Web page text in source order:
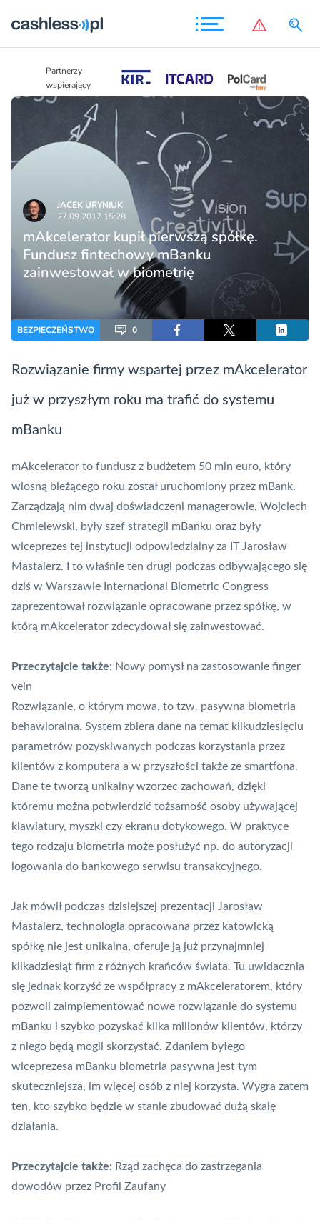
Partnerzy
wspierający
JACEK URYNIUK
27.09.2017 15:28
mAkcelerator kupił pierwszą spółkę.
Fundusz fintechowy mBanku
zainwestował w biometrię
BEZPIECZEŃSTWO 0
Rozwiązanie firmy wspartej przez mAkcelerator
już w przyszłym roku ma trafić do systemu
mBanku
mAkcelerator to fundusz z budżetem 50 mln euro, który
wiosną bieżącego roku został uruchomiony przez mBank.
Zarządzają nim dwaj doświadczeni managerowie, Wojciech
Chmielewski, były szef strategii mBanku oraz były
wiceprezes tej instytucji odpowiedzialny za IT Jarosław
Mastalerz. I to właśnie ten drugi podczas odbywającego się
dziś w Warszawie International Biometric Congress
zaprezentował rozwiązanie opracowane przez spółkę, w
którą mAkcelerator zdecydował się zainwestować.
Przeczytajcie także: Nowy pomysł na zastosowanie finger
vein
Rozwiązanie, o którym mowa, to tzw. pasywna biometria
behawioralna. System zbiera dane na temat kilkudziesięciu
parametrów pozyskiwanych podczas korzystania przez
klientów z komputera a w przyszłości także ze smartfona.
Dane te tworzą unikalny wzorzec zachowań, dzięki
któremu można potwierdzić tożsamość osoby używającej
klawiatury, myszki czy ekranu dotykowego. W praktyce
tego rodzaju biometria może posłużyć np. do autoryzacji
logowania do bankowego serwisu transakcyjnego.
Jak mówił podczas dzisiejszej prezentacji Jarosław
Mastalerz, technologia opracowana przez katowicką
spółkę nie jest unikalna, oferuje ją już przynajmniej
kilkadziesiąt firm z różnych krańców świata. Tu uwidacznia
się jednak korzyść ze współpracy z mAkceleratorem, który
pozwoli zaimplementować nowe rozwiązanie do systemu
mBanku i szybko pozyskać kilka milionów klientów, którzy
z niego będą mogli skorzystać. Zdaniem byłego
wiceprezesa mBanku biometria pasywna jest tym
skuteczniejsza, im więcej osób z niej korzysta. Wygra zatem
ten, kto szybko będzie w stanie zbudować dużą skalę
działania.
Przeczytajcie także: Rząd zachęca do zastrzegania
dowodów przez Profil Zaufany